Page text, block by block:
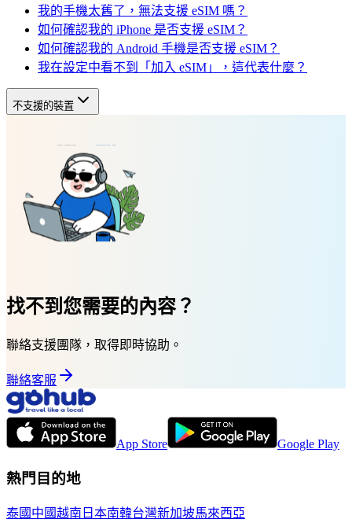
我的手機太舊了，無法支援 eSIM 嗎？
如何確認我的 iPhone 是否支援 eSIM？
如何確認我的 Android 手機是否支援 eSIM？
我在設定中看不到「加入 eSIM」，這代表什麼？
不支援的裝置
找不到您需要的內容？
聯絡支援團隊，取得即時協助。
聯絡客服
App Store Google Play
熱門目的地
泰國 中國越南 日本南韓台灣新加坡馬來西亞